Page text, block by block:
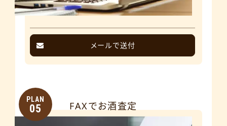
メールで送付
PLAN
05 FAXでお酒査定